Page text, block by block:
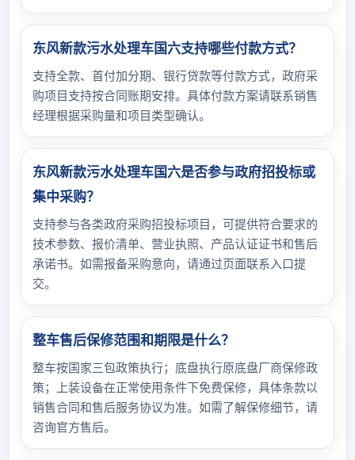
东风新款污水处理车国六支持哪些付款方式？
支持全款、首付加分期、银行贷款等付款方式，政府采
购项目支持按合同账期安排。具体付款方案请联系销售
经理根据采购量和项目类型确认。
东风新款污水处理车国六是否参与政府招投标或
集中采购？
支持参与各类政府采购招投标项目，可提供符合要求的
技术参数、报价清单、营业执照、产品认证证书和售后
承诺书。如需报备采购意向，请通过页面联系入口提
交。
整车售后保修范围和期限是什么？
整车按国家三包政策执行；底盘执行原底盘厂商保修政
策；上装设备在正常使用条件下免费保修，具体条款以
销售合同和售后服务协议为准。如需了解保修细节，请
咨询官方售后。